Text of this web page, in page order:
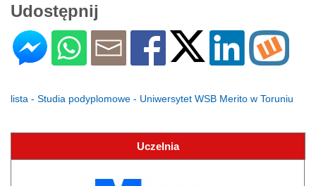
Udostępnij
lista - Studia podyplomowe - Uniwersytet WSB Merito w Toruniu
Uczelnia